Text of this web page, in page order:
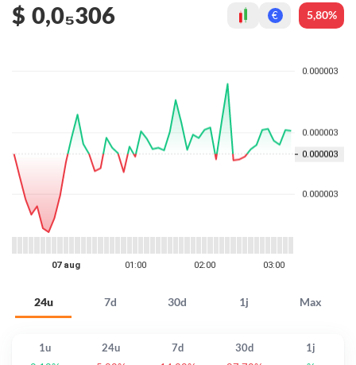
$ 0,0₅306 € 5,80%
24u 7d 30d 1j Max
1u 24u 7d 30d
1j